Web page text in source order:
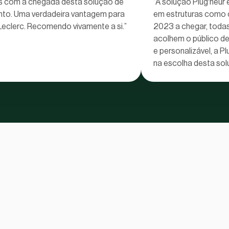
com a chegada desta solução de
Uma verdadeira vantagem para
Recomendo vivamente a si.”
“A solução Plug'heur
em estruturas como
2023 a chegar,
acolhem o público
e personalizável, a
na escolha desta